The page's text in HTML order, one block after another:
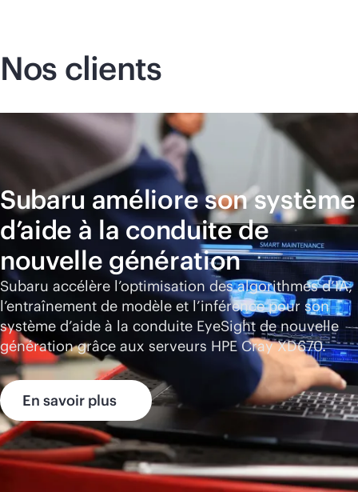
Nos clients
Subaru améliore son système
d’aide à la conduite de
nouvelle génération
Subaru accélère l’optimisation des algorithmes d’IA,
l’entraînement de modèle et l’inférence pour son
système d’aide à la conduite EyeSight de nouvelle
génération grâce aux serveurs HPE CrayXD670.
En savoir plus